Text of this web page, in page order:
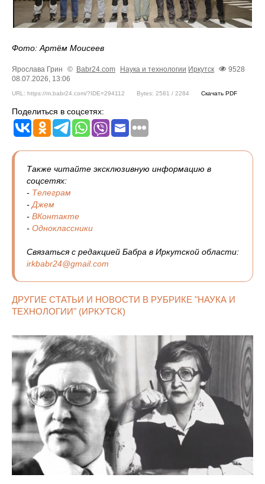
Фото: Артём Моисеев
Ярослава Грин © Babr24.com Наука и технологии Иркутск
9528
08.07.2026, 13:06
URL: https://m.babr24.com/?IDE=294112 Bytes: 2581 / 2284 Скачать PDF
Поделиться в соцсетях:
Также читайте эксклюзивную информацию в
соцсетях:
- Телеграм
- Джем
- ВКонтакте
- Одноклассники
Связаться с редакцией Бабра в Иркутской области:
irkbabr24@gmail.com
ДРУГИЕ СТАТЬИ И НОВОСТИ В РУБРИКЕ "НАУКА И
ТЕХНОЛОГИИ" (ИРКУТСК)